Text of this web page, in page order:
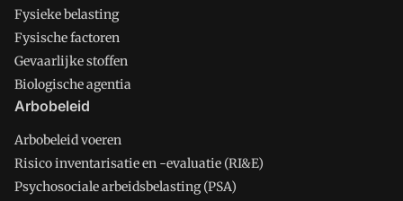
Fysieke belasting
Fysische factoren
Gevaarlijke stoffen
Biologische agentia
Arbobeleid
Arbobeleid voeren
Risico inventarisatie en -evaluatie (RI&E)
Psychosociale arbeidsbelasting (PSA)